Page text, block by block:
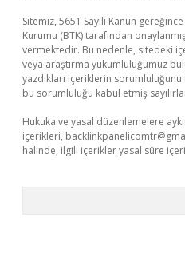
Sitemiz, 5651 Sayılı Kanun
Kurumu (BTK) tarafından
vermektedir. Bu nedenle, sitedeki
veya araştırma yükümlülüğümüz
yazdıkları içeriklerin
bu sorumluluğu kabul etmiş
Hukuka ve yasal düzenlemelere
içerikleri,
halinde, ilgili içerikler yasal süre